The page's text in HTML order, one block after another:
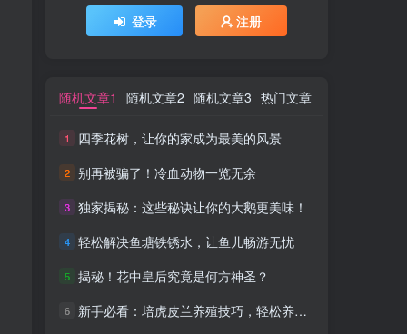
登录 注册
随机文章1 随机文章2 随机文章3 热门文章
1 四季花树，让你的家成为最美的风景
2 别再被骗了！冷血动物一览无余
3 独家揭秘：这些秘诀让你的大鹅更美味！
4 轻松解决鱼塘铁锈水，让鱼儿畅游无忧
5 揭秘！花中皇后究竟是何方神圣？
6 新手必看：培虎皮兰养殖技巧，轻松养成茂盛绿植
登录 注册
随机文章1 随机文章2 随机文章3 热门文章
1 四季花树，让你的家成为最美的风景
2 别再被骗了！冷血动物一览无余
3 独家揭秘：这些秘诀让你的大鹅更美味！
4 轻松解决鱼塘铁锈水，让鱼儿畅游无忧
5 揭秘！花中皇后究竟是何方神圣？
6 新手必看：培虎皮兰养殖技巧，轻松养成茂盛绿植